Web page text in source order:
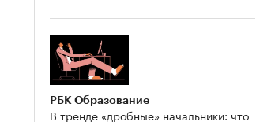
РБК Образование
В тренде «дробные» начальники: что